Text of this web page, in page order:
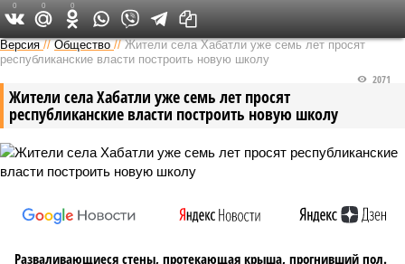
Версия на Кавказе
Версия //Общество //Жители села Хабатли уже семь лет просят
республиканские власти построить новую школу
Жители села Хабатли уже семь лет просят
республиканские власти построить новую школу
2071
Разваливающиеся стены, протекающая крыша, прогнивший пол.
0 0 0